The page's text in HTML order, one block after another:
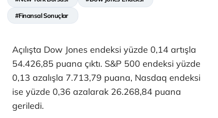
#Finansal Sonuçlar
Açılışta Dow Jones endeksi yüzde 0,14 artışla
54.426,85 puana çıktı. S&P 500 endeksi yüzde
0,13 azalışla 7.713,79 puana, Nasdaq endeksi
ise yüzde 0,36 azalarak 26.268,84 puana
geriledi.